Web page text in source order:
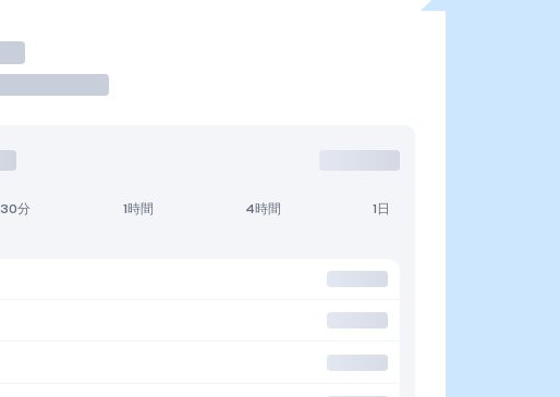
30分 1時間 4時間 1日